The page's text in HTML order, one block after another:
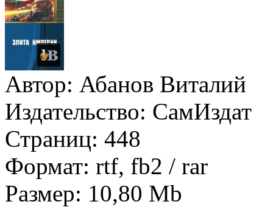
Автор: Абанов Виталий
Издательство: СамИздат
Страниц: 448
Формат: rtf, fb2 / rar
Размер: 10,80 Mb